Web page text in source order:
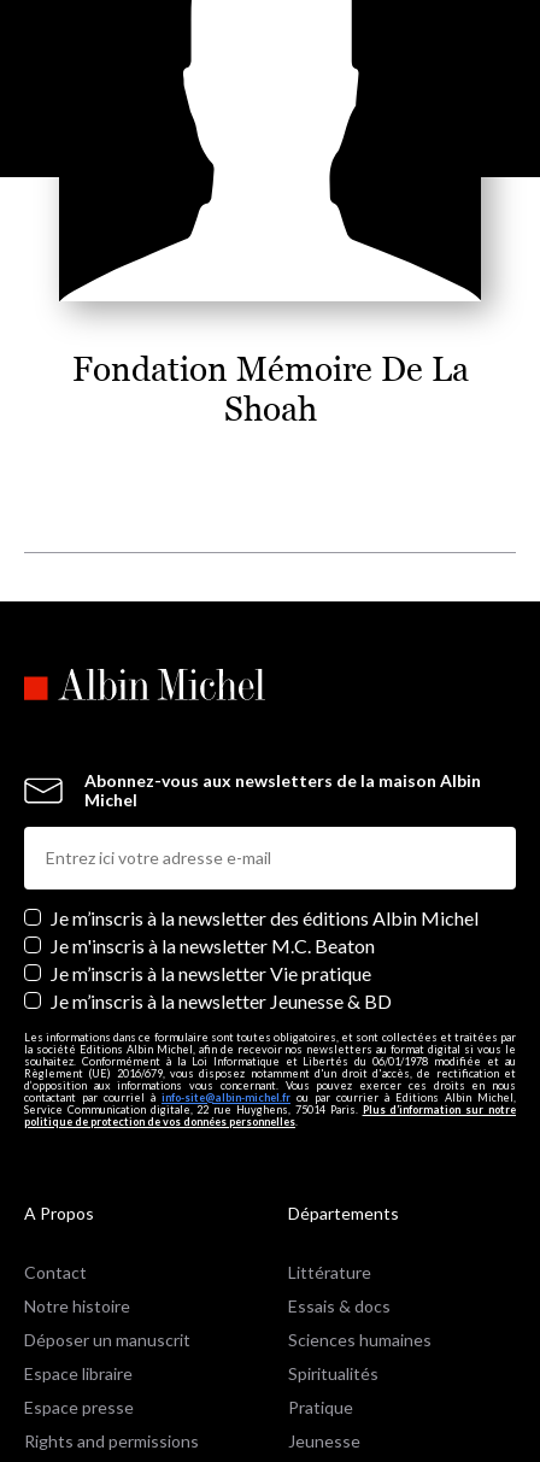
Fondation Mémoire De La
Shoah
Abonnez-vous aux newsletters de la maison Albin
Michel
Newsletters
Je m’inscris à la newsletter des éditions Albin Michel
Je m'inscris à la newsletter M.C. Beaton
Je m’inscris à la newsletter Vie pratique
Je m’inscris à la newsletter Jeunesse & BD
Les informations dans ce formulaire sont toutes obligatoires, et sont collectées et traitées par
la société Editions Albin Michel, afin de recevoir nos newsletters au format digital si vous le
souhaitez. Conformément à la Loi Informatique et Libertés du 06/01/1978 modifiée et au
Règlement (UE) 2016/679, vous disposez notamment d'un droit d'accès, de rectification et
d’opposition aux informations vous concernant. Vous pouvez exercer ces droits en nous
contactant par courriel à info-site@albin-michel.fr ou par courrier à Editions Albin Michel,
Service Communication digitale, 22 rue Huyghens, 75014 Paris. Plus d’information sur notre
politique de protection de vos données personnelles
A Propos
Contact
Notre histoire
Déposer un manuscrit
Espace libraire
Espace presse
Rights and permissions
Départements
Littérature
Essais & docs
Sciences humaines
Spiritualités
Pratique
Jeunesse